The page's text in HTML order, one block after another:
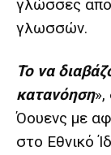
γλώσσες από
γλωσσών.
Το να
κατανόηση
Όουενς με
στο Εθνικό